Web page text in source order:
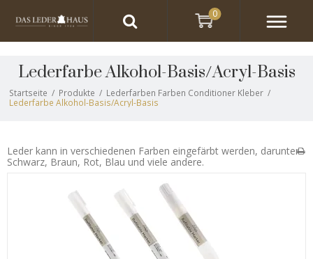
Lederfarbe Alkohol-Basis/Acryl-Basis
Startseite / Produkte / Lederfarben Farben Conditioner Kleber /
Lederfarbe Alkohol-Basis/Acryl-Basis
Leder kann in verschiedenen Farben eingefärbt werden, darunter
Schwarz, Braun, Rot, Blau und viele andere.
0